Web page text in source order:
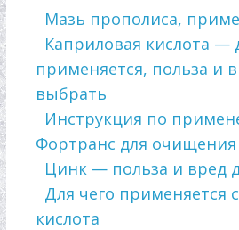
Мазь прополиса,
Каприловая кислота —
применяется, польза и
выбрать
Инструкция по
Фортранс для
Цинк — польза и вред
Для чего применяется
кислота